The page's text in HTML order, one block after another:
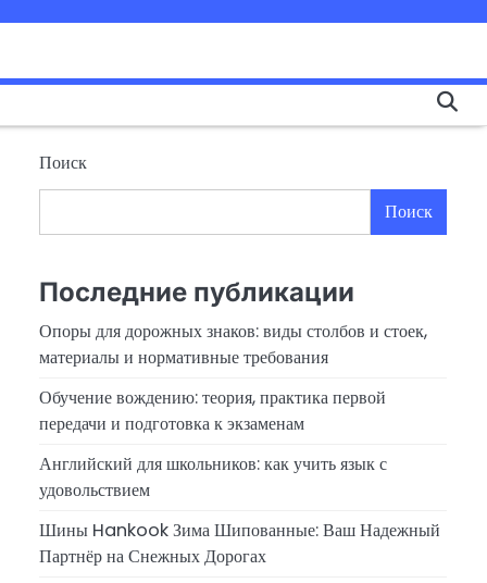
Поиск
Поиск
Последние публикации
Опоры для дорожных знаков: виды столбов и стоек,
материалы и нормативные требования
Обучение вождению: теория, практика первой
передачи и подготовка к экзаменам
Английский для школьников: как учить язык с
удовольствием
Шины Hankook Зима Шипованные: Ваш Надежный
Партнёр на Снежных Дорогах